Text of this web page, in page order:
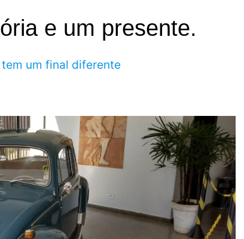
e um presente.
um final diferente